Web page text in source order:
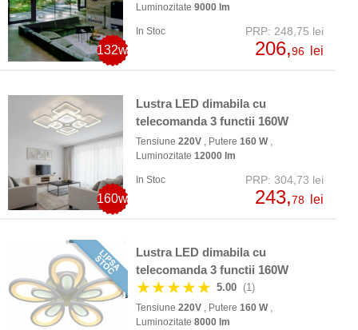
132w
Luminozitate 9000 lm
In Stoc PRP: 248,75 lei
206,96 lei
160w
Lustra LED dimabila cu
telecomanda 3 functii 160W
Tensiune 220V , Putere 160 W,
Luminozitate 12000 lm
In Stoc PRP: 304,73 lei
243,78 lei
Lustra LED dimabila cu
telecomanda 3 functii 160W
★★★★★ 5.00 (1)
Tensiune 220V , Putere 160 W,
Luminozitate 8000 lm